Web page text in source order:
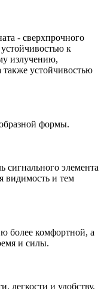
- сверхпрочного
к
излучению,
также устойчивостью
формы.
элемента
видимость и тем
более комфортной, а
и силы.
легкости и удобству,